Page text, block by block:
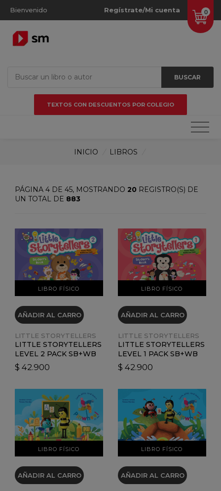
Bienvenido 0
Regístrate/Mi cuenta
BUSCAR
TEXTOS CON DESCUENTOS POR COLEGIO
INICIO LIBROS
PÁGINA 4 DE 45, MOSTRANDO 20 REGISTRO(S) DE
UN TOTAL DE 883
LIBRO FÍSICO
VER DETALLES
AÑADIR AL CARRO
LITTLE STORYTELLERS
LITTLE STORYTELLERS
LEVEL 2 PACK SB+WB
$ 42.900
LIBRO FÍSICO
VER DETALLES
AÑADIR AL CARRO
LITTLE STORYTELLERS
LITTLE STORYTELLERS
LEVEL 1 PACK SB+WB
$ 42.900
LIBRO FÍSICO
VER DETALLES
AÑADIR AL CARRO
LIBRO FÍSICO
VER DETALLES
AÑADIR AL CARRO